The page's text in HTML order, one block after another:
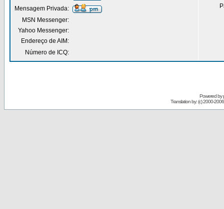
Mensagem Privada:
MSN Messenger:
Yahoo Messenger:
Endereço de AIM:
Número de ICQ:
Powered by
Translation by: (c) 2000-